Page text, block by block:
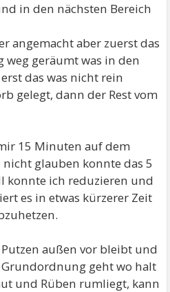
in den nächsten Bereich
angemacht aber zuerst das
weg geräumt was in den
das was nicht rein
gelegt, dann der Rest vom
15 Minuten auf dem
glauben konnte das 5
konnte ich reduzieren und
es in etwas kürzerer Zeit
außen vor bleibt und
geht wo halt
und Rüben rumliegt, kann